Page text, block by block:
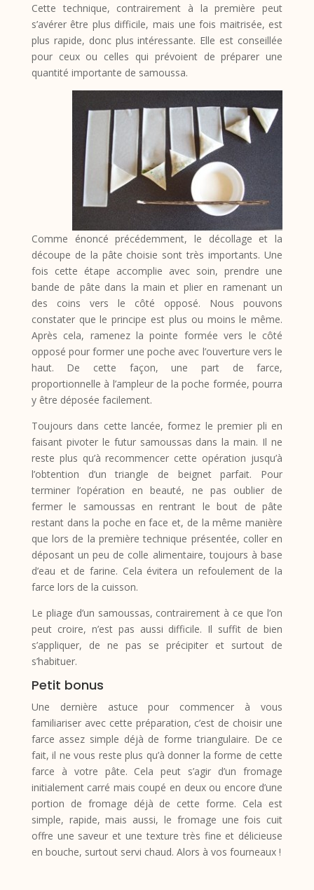
Cette technique, contrairement à la première peut
s’avérer être plus difficile, mais une fois maitrisée, est
plus rapide, donc plus intéressante. Elle est conseillée
pour ceux ou celles qui prévoient de préparer une
quantité importante de samoussa.
Comme énoncé précédemment, le décollage et la
découpe de la pâte choisie sont très importants. Une
fois cette étape accomplie avec soin, prendre une
bande de pâte dans la main et plier en ramenant un
des coins vers le côté opposé. Nous pouvons
constater que le principe est plus ou moins le même.
Après cela, ramenez la pointe formée vers le côté
opposé pour former une poche avec l’ouverture vers le
haut. De cette façon, une part de farce,
proportionnelle à l’ampleur de la poche formée, pourra
y être déposée facilement.
Toujours dans cette lancée, formez le premier pli en
faisant pivoter le futur samoussas dans la main. Il ne
reste plus qu’à recommencer cette opération jusqu’à
l’obtention d’un triangle de beignet parfait. Pour
terminer l’opération en beauté, ne pas oublier de
fermer le samoussas en rentrant le bout de pâte
restant dans la poche en face et, de la même manière
que lors de la première technique présentée, coller en
déposant un peu de colle alimentaire, toujours à base
d’eau et de farine. Cela évitera un refoulement de la
farce lors de la cuisson.
Le pliage d’un samoussas, contrairement à ce que l’on
peut croire, n’est pas aussi difficile. Il suffit de bien
s’appliquer, de ne pas se précipiter et surtout de
s’habituer.
Petit bonus
Une dernière astuce pour commencer à vous
familiariser avec cette préparation, c’est de choisir une
farce assez simple déjà de forme triangulaire. De ce
fait, il ne vous reste plus qu’à donner la forme de cette
farce à votre pâte. Cela peut s’agir d’un fromage
initialement carré mais coupé en deux ou encore d’une
portion de fromage déjà de cette forme. Cela est
simple, rapide, mais aussi, le fromage une fois cuit
offre une saveur et une texture très fine et délicieuse
en bouche, surtout servi chaud. Alors à vos fourneaux !